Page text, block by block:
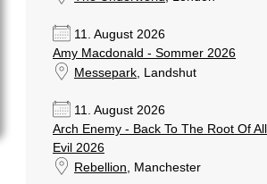
11. August 2026
Amy Macdonald - Sommer 2026
Messepark, Landshut
11. August 2026
Arch Enemy - Back To The Root Of All
Evil 2026
Rebellion, Manchester